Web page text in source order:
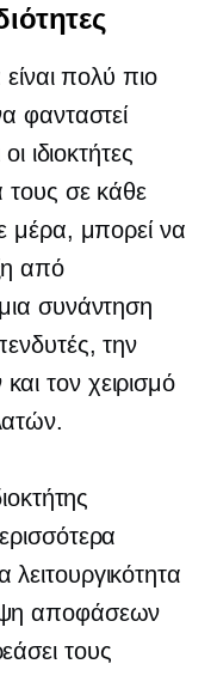
είναι πολύ πιο
φανταστεί
ιδιοκτήτες
τους σε κάθε
μέρα, μπορεί να
από
συνάντηση
την
τον χειρισμό
λειτουργικότητα
αποφάσεων
τους